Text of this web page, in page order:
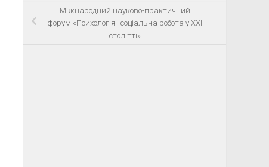
Міжнародний науково-практичний
форум «Психологія і соціальна робота у ХХІ
столітті»